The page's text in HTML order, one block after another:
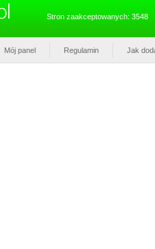
Stron zaakceptowanych: 3548
Mój panel Regulamin Jak